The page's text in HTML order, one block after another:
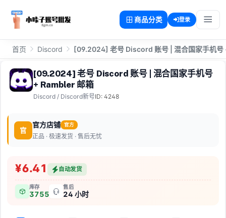
商品分类 登录
首页 Discord [09.2024] 老号 Discord 账号 | 混合国家手机号
[09.2024] 老号 Discord 账号 | 混合国家手机号
+ Rambler 邮箱
Discord / Discord新号ID: 4248
官
官方店铺 官方
正品 · 极速发货 · 售后无忧
¥6.41 自动发货
库存
3755
售后
24 小时